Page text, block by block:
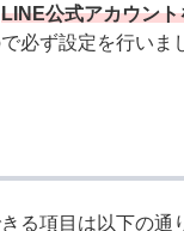
LINE公式アカウン
必ず設定を行いま
る項目は以下の通